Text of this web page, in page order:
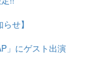
せ】
」にゲスト出演